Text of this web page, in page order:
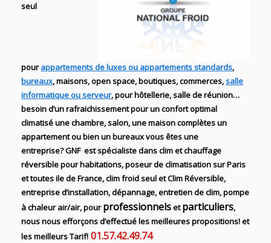
seul
pourappartements de luxes ou appartements standards,
bureaux, maisons, open space, boutiques, commerces,salle
informatique ou serveur, pour hôtellerie, salle de réunion…
besoin d’un rafraichissement pour un confort optimal
climatisé une chambre, salon, une maison complètes un
appartement ou bien un bureaux vous êtes une
entreprise? GNF est spécialiste dans clim et chauffage
réversible pour habitations, poseur de climatisation sur Paris
et toutes ile de France, clim froid seul et Clim Réversible,
entreprise d’installation, dépannage, entretien de clim, pompe
à chaleur air/air,pourprofessionnelsetparticuliers,
nous nous efforçons d’effectué les meilleures propositions! et
les meilleurs Tarif! 01.57.42.49.74